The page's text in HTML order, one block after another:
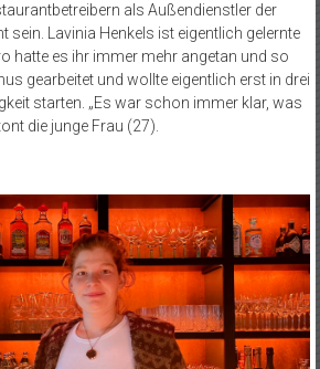
als Außendienstler der
sein. Lavinia Henkels ist eigentlich gelernte
hatte es ihr immer mehr angetan und so
gearbeitet und wollte eigentlich erst in drei
starten. „Es war schon immer klar, was
die junge Frau (27).